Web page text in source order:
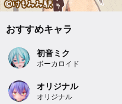
おすすめキャラ
初音ミク
ボーカロイド
オリジナル
オリジナル